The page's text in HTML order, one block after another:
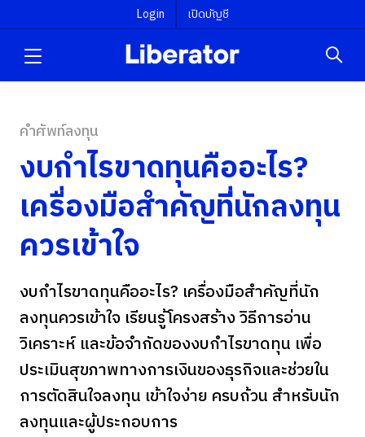
Login เปิดบัญชี
คำศัพท์ลงทุน
งบกำไรขาดทุนคืออะไร?
เครื่องมือสำคัญที่นักลงทุน
ควรเข้าใจ
งบกำไรขาดทุนคืออะไร? เครื่องมือสำคัญที่นัก
ลงทุนควรเข้าใจ เรียนรู้โครงสร้าง วิธีการอ่าน
วิเคราะห์ และข้อจำกัดของงบกำไรขาดทุน เพื่อ
ประเมินสุขภาพทางการเงินของธุรกิจและช่วยใน
การตัดสินใจลงทุน เข้าใจง่าย ครบถ้วน สำหรับนัก
ลงทุนและผู้ประกอบการ